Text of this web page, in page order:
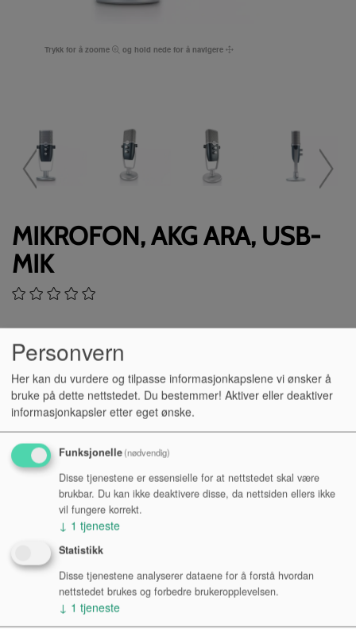
Trykk for å zoome og hold nede for å navigere
MIKROFON, AKG ARA, USB-
MIK
To-karakteristikks 24 bit, 96 kHz USB
kondensatormikrofon. ARA er perfekt for podcastere, web-
streamere, YouTubere, musikere og gamere.
To opptakskarakteristikker: Front (nyre), Front + Back (kule)
Enkelt oppsett og universell kompabilitet: Intuitivt «plug
and play» oppsett med støtte for Mac og PC. I tillegg har
ARA støtte for iOS og Android nettbrett/mobil
Hodetelefonutgang og volumkontroll: Med ARA kan man
gjøre opptak uten lytteforsinkelse i monitor, og i tillegg har
man full kontroll over utgangsvolum, mikrofonforsterkning
og mute.
Fleksibel montering: ARA kan brukes med det integrerte
bordstativet, eller monteres på tradisjonelt mikrofonstativ
Personvern
Her kan du vurdere og tilpasse informasjonkapslene vi ønsker å
bruke på dette nettstedet. Du bestemmer! Aktiver eller deaktiver
informasjonkapsler etter eget ønske.
Funksjonelle(nødvendig)
Disse tjenestene er essensielle for at nettstedet skal være
brukbar. Du kan ikke deaktivere disse, da nettsiden ellers ikke
vil fungere korrekt.
↓ 1 tjeneste
Statistikk
Disse tjenestene analyserer dataene for å forstå hvordan
nettstedet brukes og forbedre brukeropplevelsen.
↓ 1 tjeneste